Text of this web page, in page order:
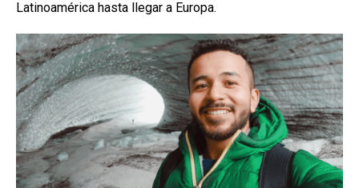
Latinoamérica hasta llegar a Europa.